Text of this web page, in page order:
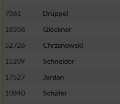
7361
Drüppel
18306
Glöckner
52726
Chrzanowski
15209
Schneider
17527
Jordan
10840
Schäfer